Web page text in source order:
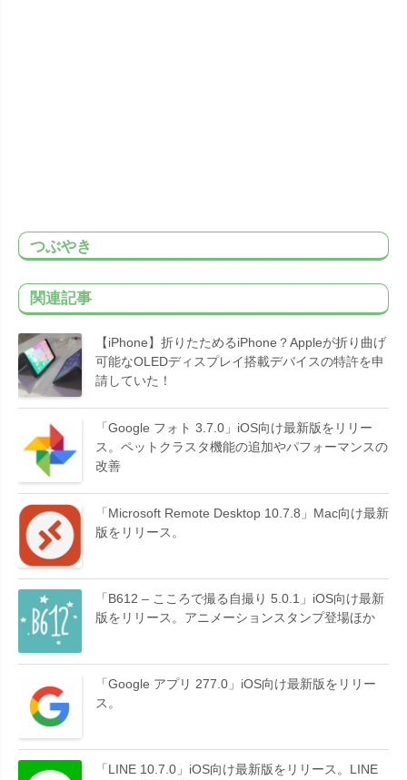
つぶやき
関連記事
【iPhone】折りたためるiPhone？Appleが折り曲げ
可能なOLEDディスプレイ搭載デバイスの特許を申
請していた！
「Google フォト 3.7.0」iOS向け最新版をリリー
ス。ペットクラスタ機能の追加やパフォーマンスの
改善
「Microsoft Remote Desktop 10.7.8」Mac向け最新
版をリリース。
「B612 – こころで撮る自撮り 5.0.1」iOS向け最新
版をリリース。アニメーションスタンプ登場ほか
「Google アプリ 277.0」iOS向け最新版をリリー
ス。
「LINE 10.7.0」iOS向け最新版をリリース。LINE